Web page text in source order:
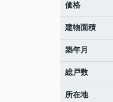
価格
建物面積
築年月
総戸数
所在地